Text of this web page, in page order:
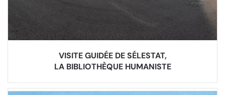
VISITE GUIDÉE DE SÉLESTAT,
LA BIBLIOTHÈQUE HUMANISTE